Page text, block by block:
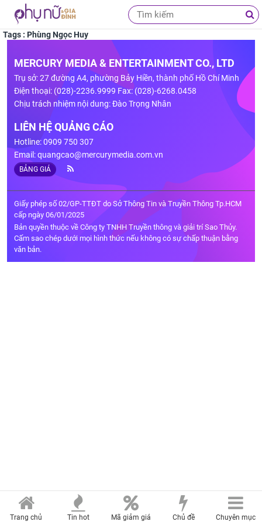
Tags : Phùng Ngọc Huy
MERCURY MEDIA & ENTERTAINMENT CO., LTD
Trụ sở: 27 đường A4, phường Bảy Hiền, thành phố Hồ Chí Minh
Điện thoại: (028)-2236.9999 Fax: (028)-6268.0458
Chịu trách nhiệm nội dung: Đào Trọng Nhân
LIÊN HỆ QUẢNG CÁO
Hotline: 0909 750 307
Email:quangcao@mercurymedia.com.vn
BẢNG GIÁ
Giấy phép số 02/GP-TTĐT do Sở Thông Tin và Truyền Thông Tp.HCM
cấp ngày 06/01/2025
Bản quyền thuộc về Công ty TNHH Truyền thông và giải trí Sao Thủy.
Cấm sao chép dưới mọi hình thức nếu không có sự chấp thuận bằng
văn bản.
Trang chủ Tin hot Mã giảm giá Chủ đề Chuyên mục